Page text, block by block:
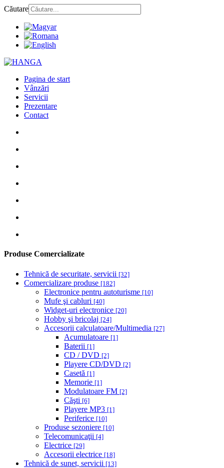
Căutare
Pagina de start
Vânzări
Servicii
Prezentare
Contact
Produse Comercializate
Tehnică de securitate, servicii [32]
Comercializare produse [182]
Electronice pentru autoturisme [10]
Mufe şi cabluri [40]
Widget-uri electronice [20]
Hobby şi bricolaj [24]
Accesorii calculatoare/Multimedia [27]
Acumulatoare [1]
Baterii [1]
CD / DVD [2]
Playere CD/DVD [2]
Casetă [1]
Memorie [1]
Modulatoare FM [2]
Căşti [6]
Playere MP3 [1]
Periferice [10]
Produse sezoniere [10]
Telecomunicaţii [4]
Electrice [29]
Accesorii electrice [18]
Tehnică de sunet, servicii [13]